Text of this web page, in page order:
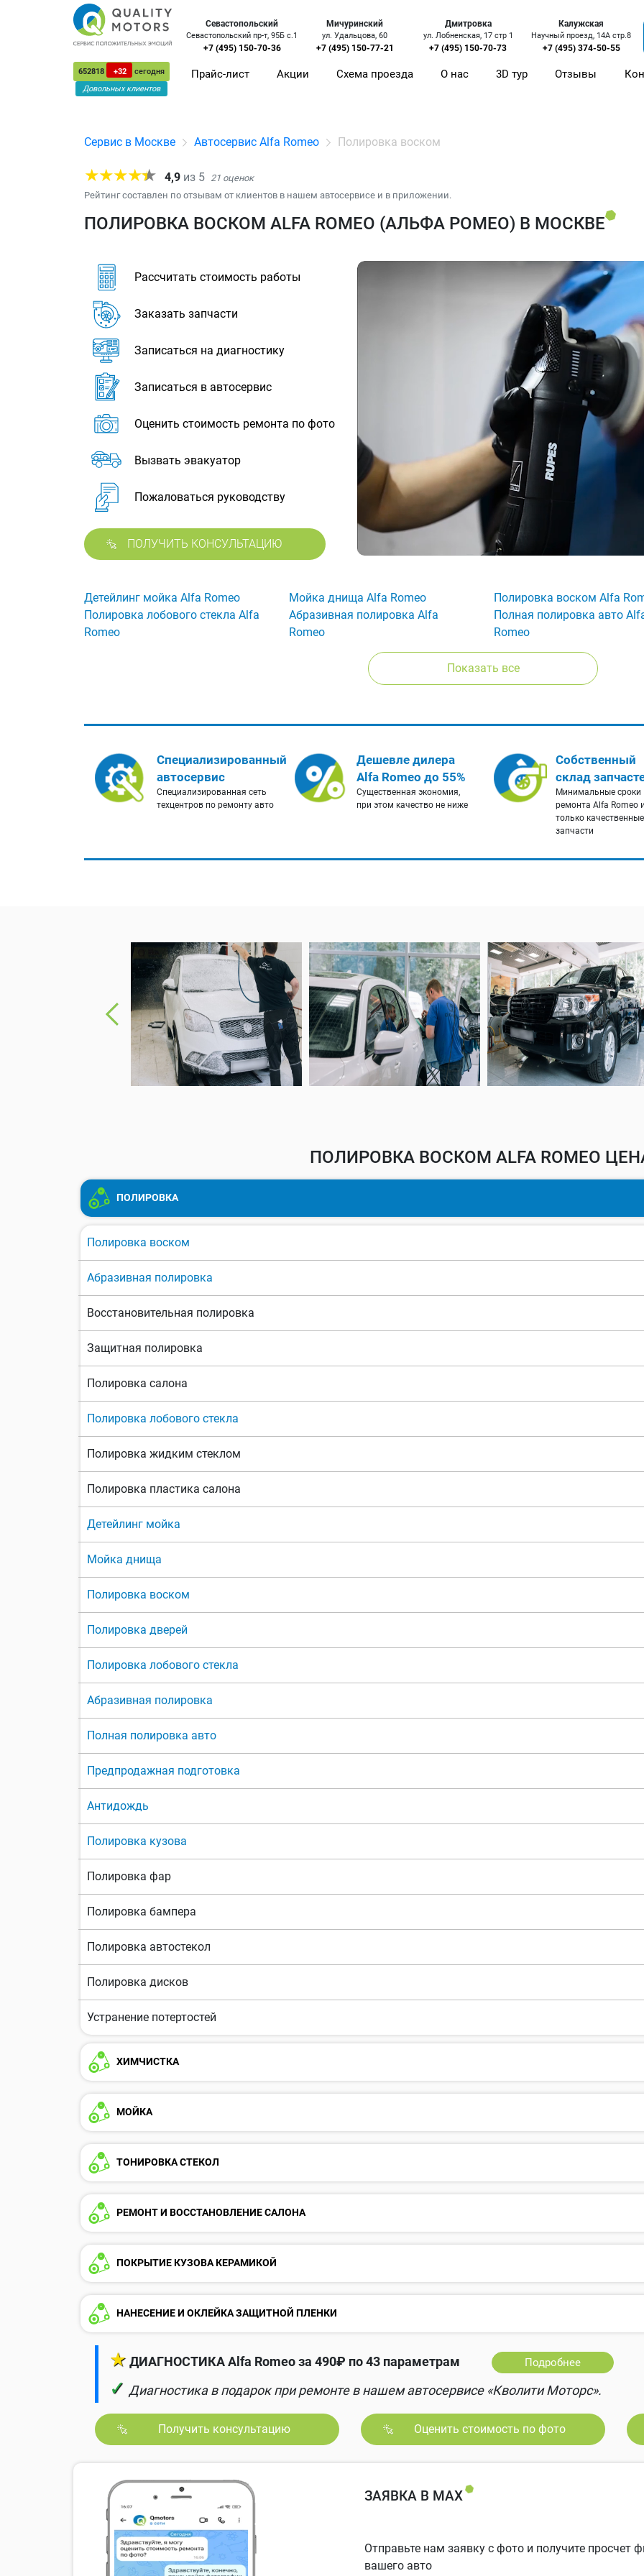
652818 +32
сегодня
Довольных клиентов
Севастопольский
Севастопольский пр-т, 95Б с.1
+7 (495) 150-70-36
Мичуринский
ул. Удальцова, 60
+7 (495) 150-77-21
Дмитровка
ул. Лобненская, 17 стр 1
+7 (495) 150-70-73
Калужская
Научный проезд, 14А стр.8
+7 (495) 374-50-55
Прайс-лист Акции Схема проезда О нас 3D тур Отзывы
Сервис в Москве Автосервис Alfa Romeo Полировка воском
4,9 из 5 21 оценок
Рейтинг составлен по отзывам от клиентов в нашем автосервисе и в приложении.
ПОЛИРОВКА ВОСКОМ ALFA ROMEO (АЛЬФА РОМЕО) В МОСКВЕ
Рассчитать стоимость работы
Заказать запчасти
Записаться на диагностику
Записаться в автосервис
Оценить стоимость ремонта по фото
Вызвать эвакуатор
Пожаловаться руководству
ПОЛУЧИТЬ КОНСУЛЬТАЦИЮ
Детейлинг мойка Alfa Romeo Мойка днища Alfa Romeo Полировка воском Alfa
Полировка лобового стекла Alfa
Romeo
Абразивная полировка Alfa
Romeo
Полная полировка авто
Romeo
Показать все
Специализированный
автосервис
Специализированная сеть
техцентров по ремонту авто
Дешевле дилера
Alfa Romeo до 55%
Существенная экономия,
при этом качество не ниже
Собственный
склад
Минимальные сроки
ремонта Alfa Romeo и
только качественные
запчасти
ПОЛИРОВКА ВОСКОМ ALFA ROMEO
ПОЛИРОВКА
Полировка воском
Абразивная полировка
Восстановительная полировка
Защитная полировка
Полировка салона
Полировка лобового стекла
Полировка жидким стеклом
Полировка пластика салона
Детейлинг мойка
Мойка днища
Полировка воском
Полировка дверей
Полировка лобового стекла
Абразивная полировка
Полная полировка авто
Предпродажная подготовка
Антидождь
Полировка кузова
Полировка фар
Полировка бампера
Полировка автостекол
Полировка дисков
Устранение потертостей
ХИМЧИСТКА
МОЙКА
ТОНИРОВКА СТЕКОЛ
РЕМОНТ И ВОССТАНОВЛЕНИЕ САЛОНА
ПОКРЫТИЕ КУЗОВА КЕРАМИКОЙ
НАНЕСЕНИЕ И ОКЛЕЙКА ЗАЩИТНОЙ ПЛЕНКИ
★ ДИАГНОСТИКА Alfa Romeo за 490₽ по 43 параметрам Подробнее
✓ Диагностика в подарок при ремонте в нашем автосервисе «Кволити Моторс».
Получить консультацию Оценить стоимость по фото
ЗАЯВКА В MAX
Отправьте нам заявку с фото и получите просчет
вашего авто